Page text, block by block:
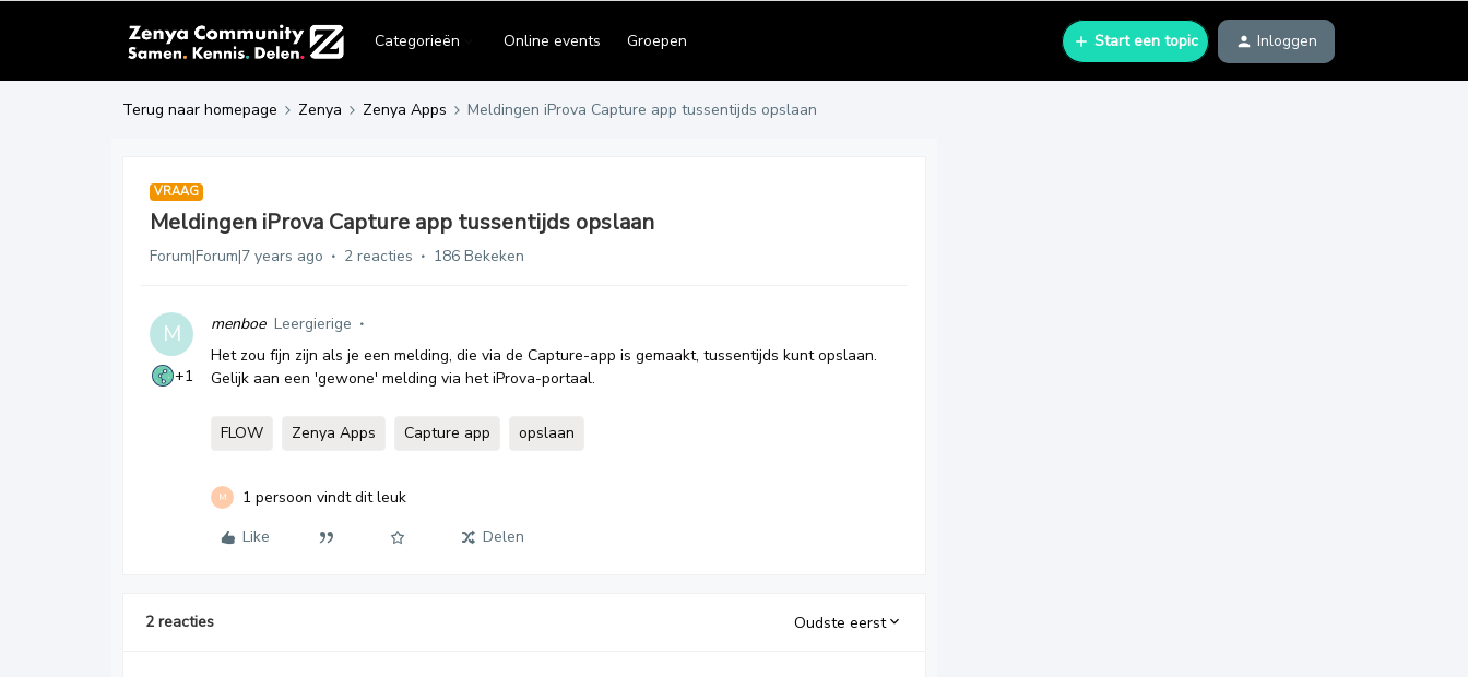
Categorieën Online events Groepen Start een topic Inloggen
Terug naar homepage Zenya Zenya Apps Meldingen iProva Capture app tussentijds opslaan
VRAAG
Meldingen iProva Capture app tussentijds opslaan
Forum|Forum|7 years ago 2 reacties 186 Bekeken
M
+1
menboe Leergierige
Het zou fijn zijn als je een melding, die via de Capture-app is gemaakt, tussentijds kunt opslaan.
Gelijk aan een 'gewone' melding via het iProva-portaal.
FLOW Zenya Apps Capture app opslaan
M
1 persoon vindt dit leuk
Like
Delen
2 reacties Oudste eerst